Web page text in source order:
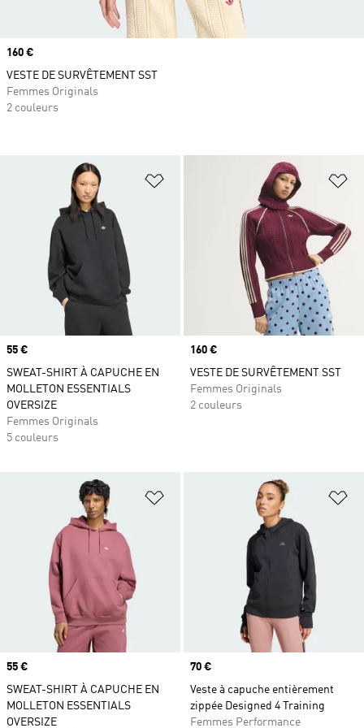
Ajouter à la Liste de produits
Prix
55 €
SWEAT-SHIRT À CAPUCHE EN
MOLLETON ESSENTIALS
OVERSIZE
Femmes Originals
5 couleurs
Prix
160 €
VESTE DE SURVÊTEMENT SST
Femmes Originals
2 couleurs
Ajouter à la Liste de produits
Prix
55 €
SWEAT-SHIRT À CAPUCHE EN
MOLLETON ESSENTIALS
OVERSIZE
Prix
70 €
Veste à capuche entièrement
zippée Designed 4 Training
Femmes Performance
Prix
160 €
VESTE DE SURVÊTEMENT SST
Femmes Originals
2 couleurs